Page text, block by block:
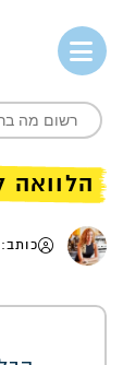
הלוואה
כותב: